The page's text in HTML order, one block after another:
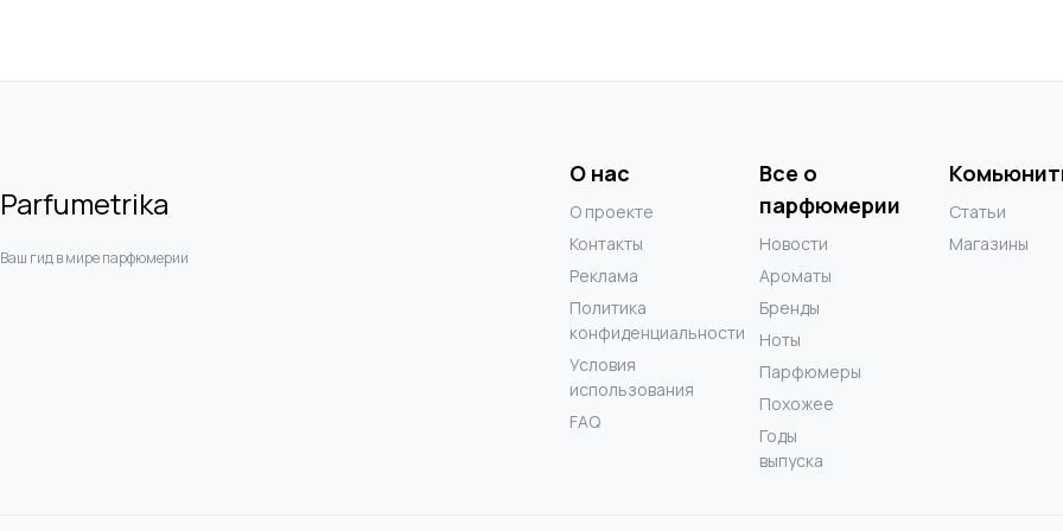
Parfumetrika
Ваш гид в мире парфюмерии
О нас
О проекте
Контакты
Реклама
Политика
конфиденциальности
Условия
использования
FAQ
Все о
парфюмерии
Новости
Ароматы
Бренды
Ноты
Парфюмеры
Похожее
Годы
выпуска
Статьи
Магазины